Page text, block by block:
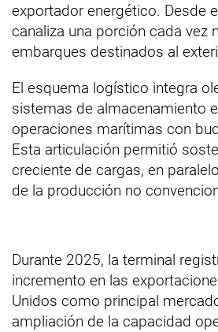
exportador energético. Desde
canaliza una porción cada vez
embarques destinados al
El esquema logístico integra
sistemas de almacenamiento
operaciones marítimas con
Esta articulación permitió
creciente de cargas, en
de la producción no
Durante 2025, la terminal
incremento en las
Unidos como principal
ampliación de la capacidad